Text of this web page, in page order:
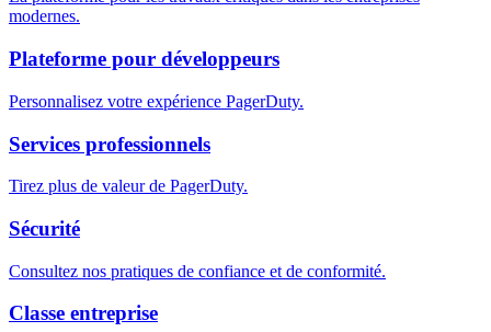
modernes.
Plateforme pour développeurs
Personnalisez votre expérience PagerDuty.
Services professionnels
Tirez plus de valeur de PagerDuty.
Sécurité
Consultez nos pratiques de confiance et de conformité.
Classe entreprise